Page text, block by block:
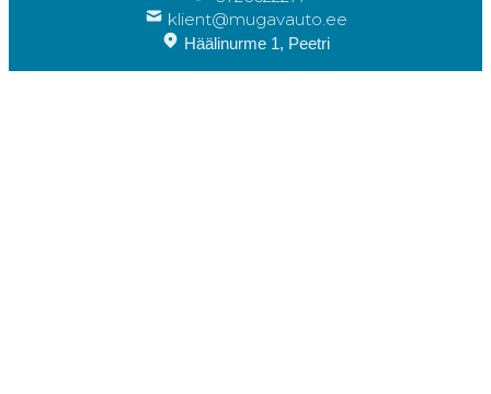
klient@mugavauto.ee
Häälinurme 1, Peetri